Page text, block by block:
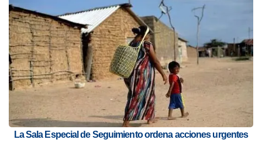
La Sala Especial de Seguimiento ordena acciones urgentes